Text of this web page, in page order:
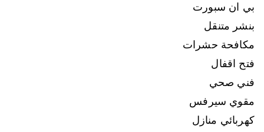
بي ان سبورت
بنشر متنقل
مكافحة حشرات
فتح اقفال
فني صحي
مقوي سيرفس
كهربائي منازل